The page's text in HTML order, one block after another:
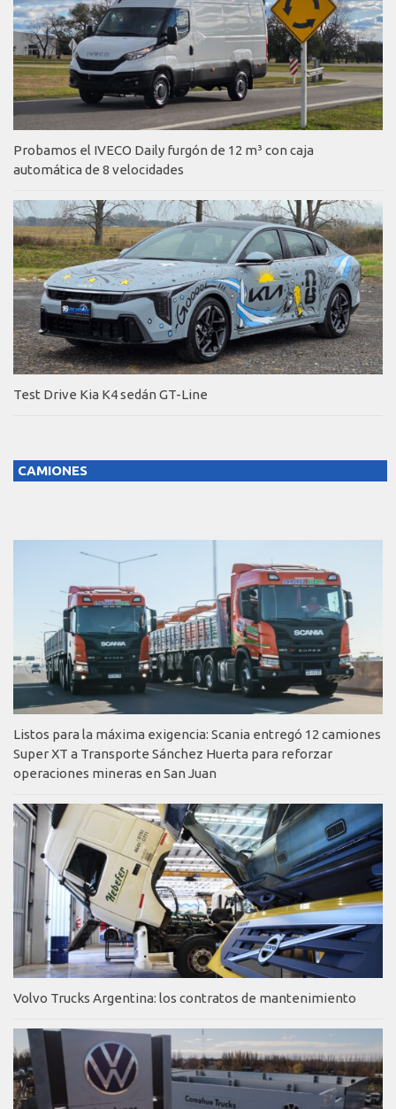
Probamos el IVECO Daily furgón de 12 m³ con caja
automática de 8 velocidades
Test Drive Kia K4 sedán GT-Line
CAMIONES
Listos para la máxima exigencia: Scania entregó 12 camiones
Super XT a Transporte Sánchez Huerta para reforzar
operaciones mineras en San Juan
Volvo Trucks Argentina: los contratos de mantenimiento